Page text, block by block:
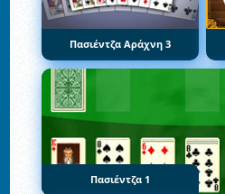
Πασιέντζα Αράχνη 3
Πασιέντζα 1